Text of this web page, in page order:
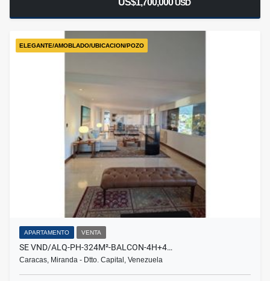
US$1,700,000USD
ELEGANTE/AMOBLADO/UBICACION/POZO
APARTAMENTO VENTA
SE VND/ALQ-PH-324M²-BALCON-4H+4…
Caracas, Miranda - Dtto. Capital, Venezuela